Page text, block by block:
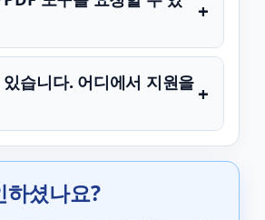
+
습니다. 어디에서 지원을+
하셨나요?